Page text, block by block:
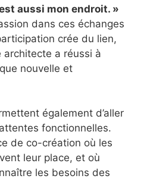
aussi mon endroit. »
dans ces échanges
crée du lien,
a réussi à
nouvelle et
également d’aller
fonctionnelles.
de co-création où les
leur place, et où
les besoins des